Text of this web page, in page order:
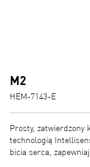
M2
HEM-7143-E
Prosty, zatwierdzony
technologią
bicia serca,